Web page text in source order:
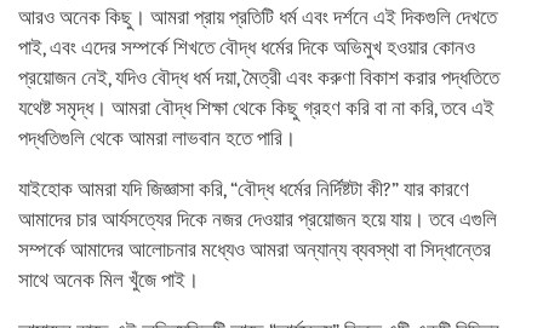
আরও অনেক কিছু। আমরা প্রায় প্রতিটি ধর্ম এবং দর্শনে এই দিকগুলি দেখতে
পাই, এবং এদের সম্পর্কে শিখতে বৌদ্ধ ধর্মের দিকে অভিমুখ হওয়ার কোনও
প্রয়োজন নেই, যদিও বৌদ্ধ ধর্ম দয়া, মৈত্রী এবং করুণা বিকাশ করার পদ্ধতিতে
যথেষ্ট সমৃদ্ধ। আমরা বৌদ্ধ শিক্ষা থেকে কিছু গ্রহণ করি বা না করি, তবে এই
পদ্ধতিগুলি থেকে আমরা লাভবান হতে পারি।
যাইহোক আমরা যদি জিজ্ঞাসা করি, “বৌদ্ধ ধর্মের নির্দিষ্টটা কী?” যার কারণে
আমাদের চার আর্যসত্যের দিকে নজর দেওয়ার প্রয়োজন হয়ে যায়। তবে এগুলি
সম্পর্কে আমাদের আলোচনার মধ্যেও আমরা অন্যান্য ব্যবস্থা বা সিদ্ধান্তের
সাথে অনেক মিল খুঁজে পাই।